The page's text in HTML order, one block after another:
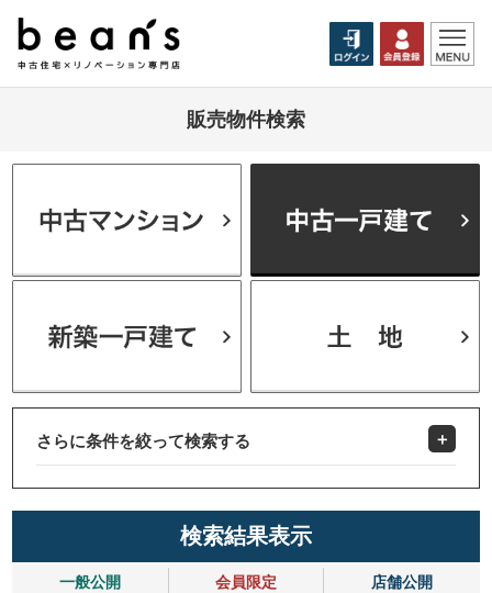
販売物件検索
さらに条件を絞って検索する
検索結果表示
一般公開 会員限定 店舗公開